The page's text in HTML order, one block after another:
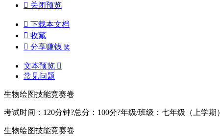
 关闭预览
 下载本文档
 收藏
 分享赚钱 奖
文本预览 
常见问题
生物绘图技能竞赛卷
考试时间：120分钟?总分：100分?年级/班级：七年级（上学期）
生物绘图技能竞赛卷